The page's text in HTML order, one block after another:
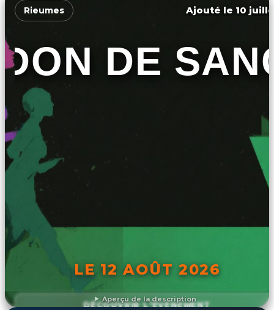
Aperçu de la description
Rieumes Ajouté le 10
DON DE
LE 12 AOÛT 2026
DÉCOUVRIR L'ÉVÉNEMENT